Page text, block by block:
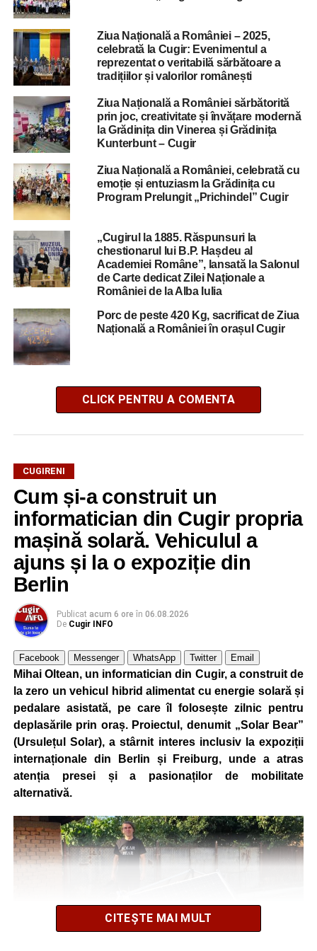
Ziua Națională a României – 2025,
celebrată la Cugir: Evenimentul a
reprezentat o veritabilă sărbătoare a
tradițiilor și valorilor românești
Ziua Națională a României sărbătorită
prin joc, creativitate și învățare modernă
la Grădinița din Vinerea și Grădinița
Kunterbunt – Cugir
Ziua Națională a României, celebrată cu
emoție și entuziasm la Grădinița cu
Program Prelungit „Prichindel” Cugir
„Cugirul la 1885. Răspunsuri la
chestionarul lui B.P. Hașdeu al
Academiei Române”, lansată la Salonul
de Carte dedicat Zilei Naționale a
României de la Alba Iulia
Porc de peste 420 Kg, sacrificat de Ziua
Națională a României în orașul Cugir
CLICK PENTRU A COMENTA
CUGIRENI
Cum și-a construit un
informatician din Cugir propria
mașină solară. Vehiculul a
ajuns și la o expoziție din
Berlin
Publicat acum 6 ore în 06.08.2026
De Cugir INFO
Facebook Messenger WhatsApp Twitter Email
Mihai Oltean, un informatician din Cugir, a construit de
la zero un vehicul hibrid alimentat cu energie solară și
pedalare asistată, pe care îl folosește zilnic pentru
deplasările prin oraș. Proiectul, denumit „Solar Bear”
(Ursulețul Solar), a stârnit interes inclusiv la expoziții
internaționale din Berlin și Freiburg, unde a atras
atenția presei și a pasionaților de mobilitate
alternativă.
CITEȘTE MAI MULT